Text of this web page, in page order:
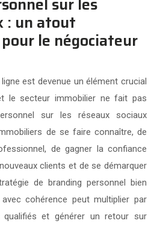
: un atout
le négociateur
est devenue un élément crucial
le secteur immobilier ne fait pas
sur les réseaux sociaux
de se faire connaître, de
de gagner la confiance
clients et de se démarquer
de branding personnel bien
cohérence peut multiplier par
et générer un retour sur